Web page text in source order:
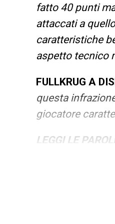
fatto 40 punti
attaccati a
caratteristiche
aspetto tecnico
FULLKRUG A
questa
giocatore
LEGGI LE